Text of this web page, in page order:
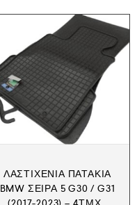
ΛΑΣΤΙΧΈΝΙΑ ΠΑΤΆΚΙΑ
BMW ΣΕΙΡΆ 5 G30 / G31